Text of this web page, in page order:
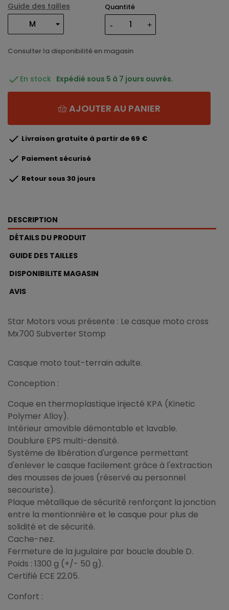
Guide des tailles Quantité
Consulter la disponibilité en magasin
 En stock Expédié sous 5 à 7 jours ouvrés.
AJOUTER AU PANIER
 Livraison gratuite à partir de 69 €
 Paiement sécurisé
 Retour sous 30 jours
DESCRIPTION
DÉTAILS DU PRODUIT
GUIDE DES TAILLES
DISPONIBILITE MAGASIN
AVIS
Star Motors vous présente : Le casque moto cross
Mx700 Subverter Stomp
Casque moto tout-terrain adulte.
Conception :
Coque en thermoplastique injecté KPA (Kinetic
Polymer Alloy).
Intérieur amovible démontable et lavable.
Doublure EPS multi-densité.
Système de libération d'urgence permettant
d'enlever le casque facilement grâce à l'extraction
des mousses de joues (réservé au personnel
secouriste).
Plaque métallique de sécurité renforçant la jonction
entre la mentionnière et le casque pour plus de
solidité et de sécurité.
Cache-nez.
Fermeture de la jugulaire par boucle double D.
Poids : 1300 g (+/- 50 g).
Certifié ECE 22.05.
Confort :